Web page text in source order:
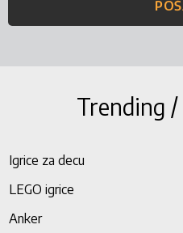
Trending
Igrice za decu
LEGO igrice
Anker